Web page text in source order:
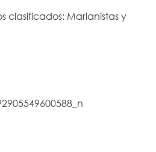
clasificados: Marianistas y